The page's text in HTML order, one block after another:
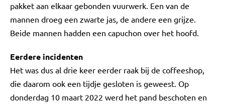
pakket aan elkaar gebonden vuurwerk. Een van de
mannen droeg een zwarte jas, de andere een grijze.
Beide mannen hadden een capuchon over het hoofd.
Eerdere incidenten
Het was dus al drie keer eerder raak bij de coffeeshop,
die daarom ook een tijdje gesloten is geweest. Op
donderdag 10 maart 2022 werd het pand beschoten en